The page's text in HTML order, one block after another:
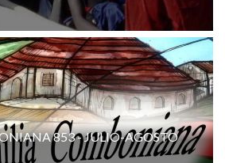
CURIA - (NOTIZIE-NEWS)
ORACIÓN MISIONERA DE LA FAMILIA
COMBONIANA: AGOSTO DE 2026